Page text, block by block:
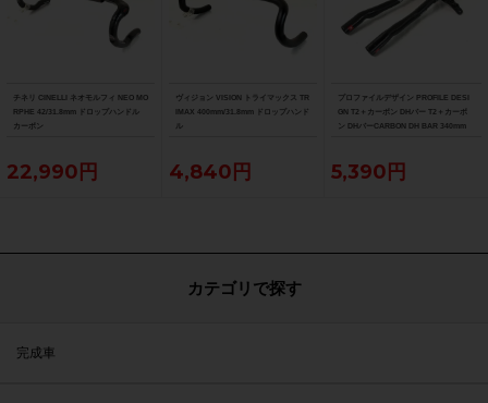
チネリ CINELLI ネオモルフィ NEO MO
RPHE 42/31.8mm ドロップハンドル
カーボン
22,990円
ヴィジョン VISION トライマックス TR
IMAX 400mm/31.8mm ドロップハンド
ル
4,840円
プロファイルデザイン PROFILE DESI
GN T2＋カーボン DHバー T2＋カーボ
ン DHバーCARBON DH BAR 340mm
5,390円
カテゴリで探す
完成車